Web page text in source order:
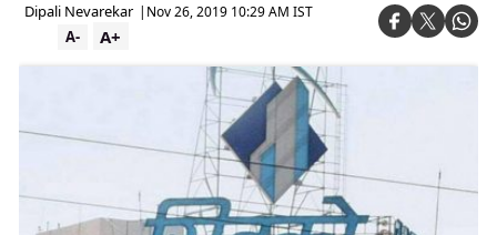
Dipali Nevarekar | Nov 26, 2019 10:29 AM IST
A+
A-